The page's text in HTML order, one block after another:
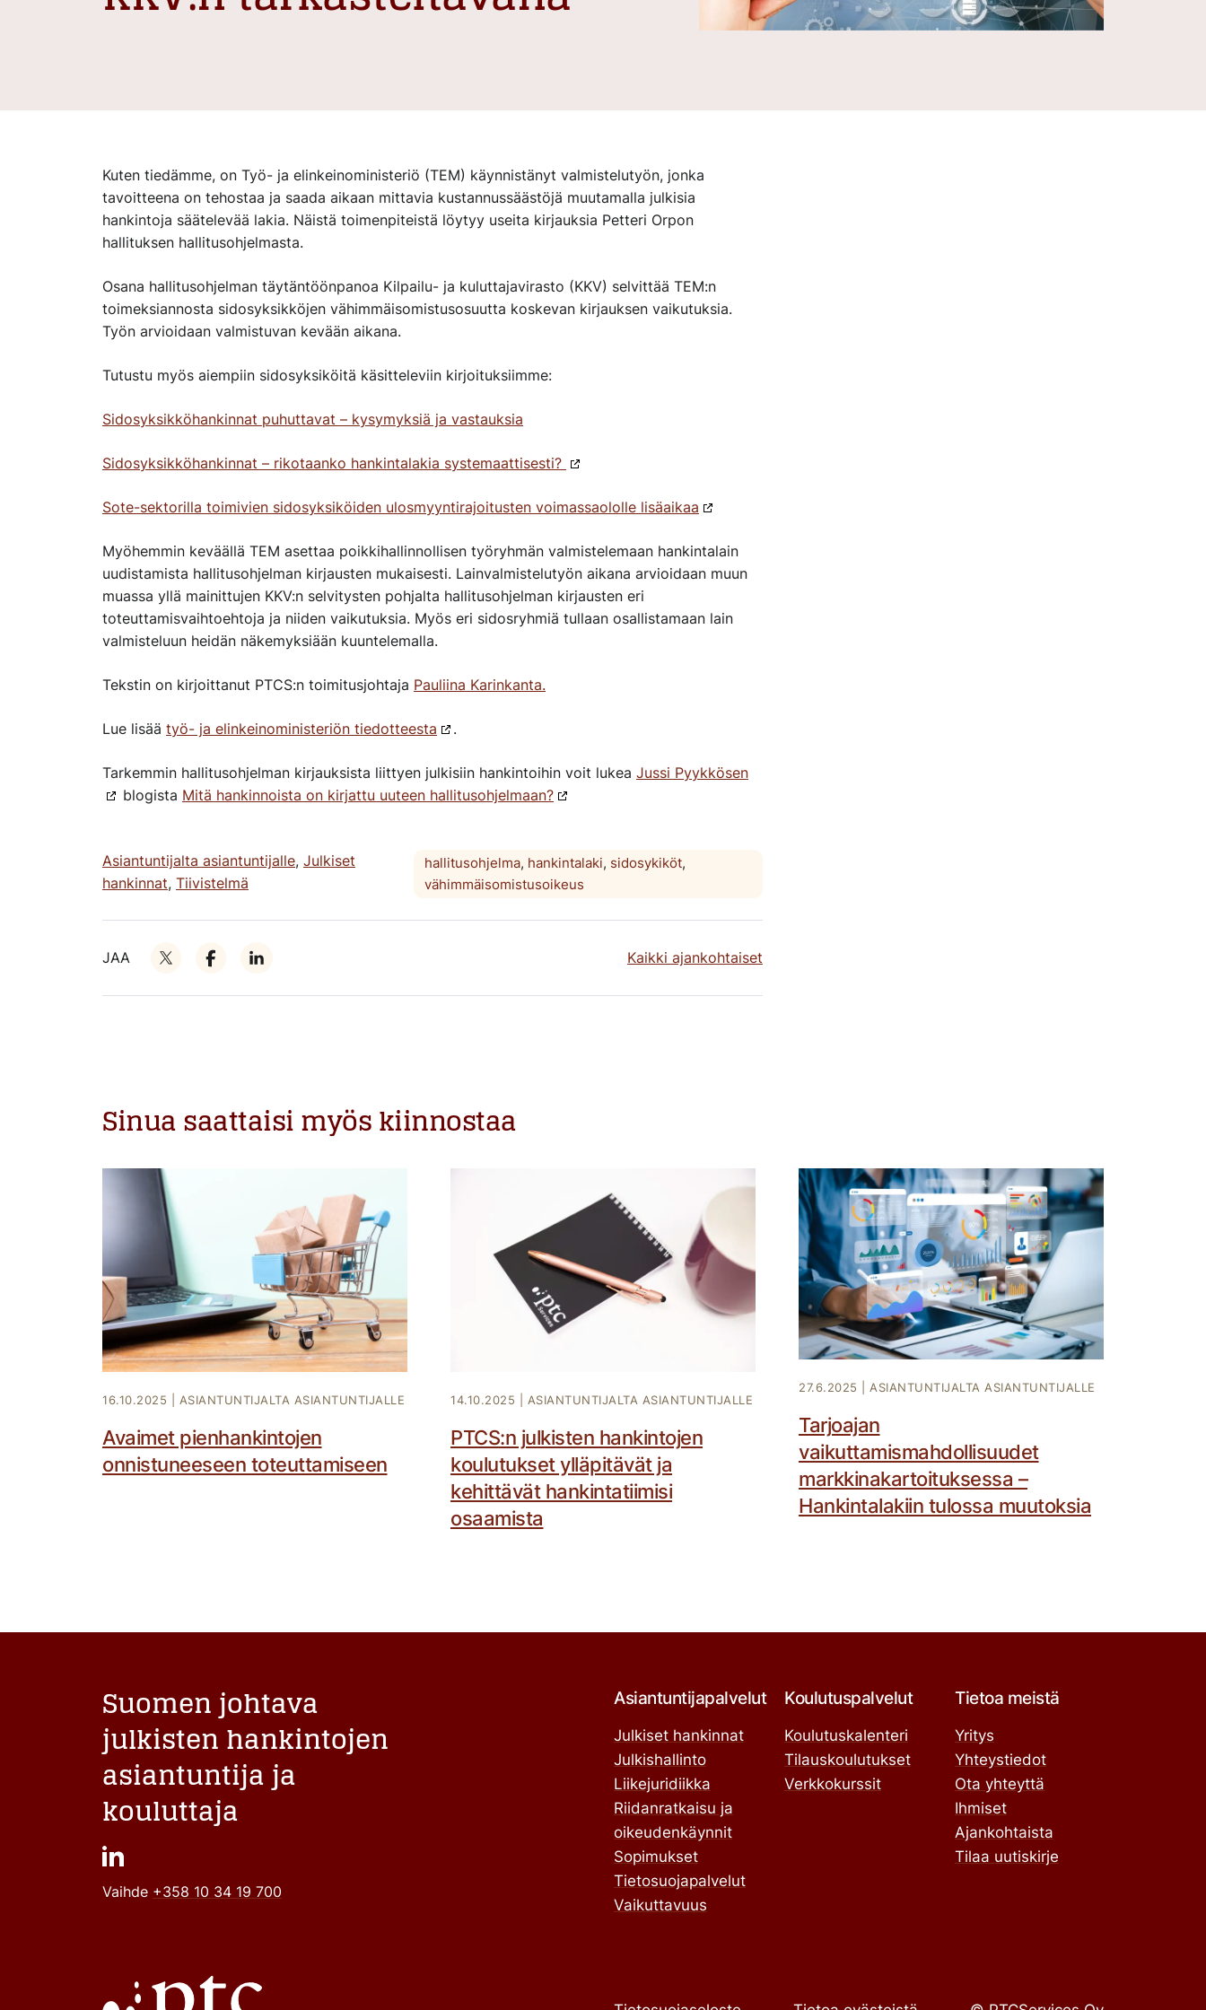
Kuten tiedämme, on Työ- ja elinkeinoministeriö (TEM) käynnistänyt valmistelutyön, jonka
tavoitteena on tehostaa ja saada aikaan mittavia kustannussäästöjä muutamalla julkisia
hankintoja säätelevää lakia. Näistä toimenpiteistä löytyy useita kirjauksia Petteri Orpon
hallituksen hallitusohjelmasta.
Osana hallitusohjelman täytäntöönpanoa Kilpailu- ja kuluttajavirasto (KKV) selvittää TEM:n
toimeksiannosta sidosyksikköjen vähimmäisomistusosuutta koskevan kirjauksen vaikutuksia.
Työn arvioidaan valmistuvan kevään aikana.
Tutustu myös aiempiin sidosyksiköitä käsitteleviin kirjoituksiimme:
Sidosyksikköhankinnat puhuttavat – kysymyksiä ja vastauksia
Sidosyksikköhankinnat – rikotaanko hankintalakia systemaattisesti?
Sote-sektorilla toimivien sidosyksiköiden ulosmyyntirajoitusten voimassaololle lisäaikaa
Myöhemmin keväällä TEM asettaa poikkihallinnollisen työryhmän valmistelemaan hankintalain
uudistamista hallitusohjelman kirjausten mukaisesti. Lainvalmistelutyön aikana arvioidaan muun
muassa yllä mainittujen KKV:n selvitysten pohjalta hallitusohjelman kirjausten eri
toteuttamisvaihtoehtoja ja niiden vaikutuksia. Myös eri sidosryhmiä tullaan osallistamaan lain
valmisteluun heidän näkemyksiään kuuntelemalla.
Tekstin on kirjoittanut PTCS:n toimitusjohtaja Pauliina Karinkanta.
Lue lisää työ- ja elinkeinoministeriön tiedotteesta .
Tarkemmin hallitusohjelman kirjauksista liittyen julkisiin hankintoihin voit lukea Jussi Pyykkösen
blogista Mitä hankinnoista on kirjattu uuteen hallitusohjelmaan?
Asiantuntijalta asiantuntijalle, Julkiset
hankinnat, Tiivistelmä
hallitusohjelma, hankintalaki, sidosykiköt,
vähimmäisomistusoikeus
JAA Kaikki ajankohtaiset
Sinua saattaisi myös kiinnostaa
16.10.2025 ASIANTUNTIJALTA ASIANTUNTIJALLE
Avaimet pienhankintojen
onnistuneeseen toteuttamiseen
14.10.2025 ASIANTUNTIJALTA ASIANTUNTIJALLE
PTCS:n julkisten hankintojen
koulutukset ylläpitävät ja
kehittävät hankintatiimisi
osaamista
27.6.2025 ASIANTUNTIJALTA ASIANTUNTIJALLE
Tarjoajan
vaikuttamismahdollisuudet
markkinakartoituksessa –
Hankintalakiin tulossa muutoksia
Suomen johtava
julkisten hankintojen
asiantuntija ja
kouluttaja
Vaihde +358 10 34 19 700
Asiantuntijapalvelut
Julkiset hankinnat
Julkishallinto
Liikejuridiikka
Riidanratkaisu ja
oikeudenkäynnit
Sopimukset
Tietosuojapalvelut
Vaikuttavuus
Koulutuspalvelut
Koulutuskalenteri
Tilauskoulutukset
Verkkokurssit
Tietoa meistä
Yritys
Yhteystiedot
Ota yhteyttä
Ihmiset
Ajankohtaista
Tilaa uutiskirje